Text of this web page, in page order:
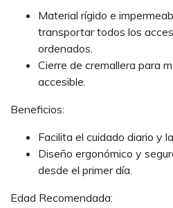
Material rígido e
transportar todos los
ordenados.
Cierre de cremallera para
accesible.
Beneficios:
Facilita el cuidado diario y
Diseño ergonómico y
desde el primer día.
Edad Recomendada: